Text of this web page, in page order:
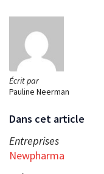
Écrit par
Pauline Neerman
Dans cet article
Entreprises
Newpharma